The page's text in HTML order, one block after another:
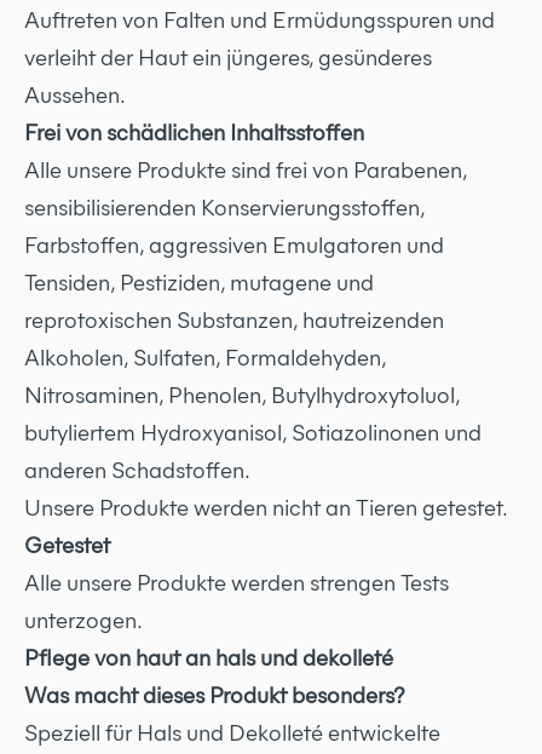
Auftreten von Falten und Ermüdungsspuren und
verleiht der Haut ein jüngeres, gesünderes
Aussehen.
Frei von schädlichen Inhaltsstoffen
Alle unsere Produkte sind frei von Parabenen,
sensibilisierenden Konservierungsstoffen,
Farbstoffen, aggressiven Emulgatoren und
Tensiden, Pestiziden, mutagene und
reprotoxischen Substanzen, hautreizenden
Alkoholen, Sulfaten, Formaldehyden,
Nitrosaminen, Phenolen, Butylhydroxytoluol,
butyliertem Hydroxyanisol, Sotiazolinonen und
anderen Schadstoffen.
Unsere Produkte werden nicht an Tieren getestet.
Getestet
Alle unsere Produkte werden strengen Tests
unterzogen.
Pflege von haut an hals und dekolleté
Was macht dieses Produkt besonders?
Speziell für Hals und Dekolleté entwickelte